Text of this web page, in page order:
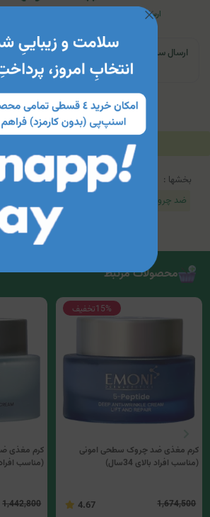
ارسال به تمام کشور
ارسال سریع | تهران و کرج:
به پست
توضیحات
بخشها :
ضد چروک
محصولات مرتبط
15%تخفیف
کرم مغذی ضد چروک سطحی امونی
(مناسب افراد بالای 34سال)
1,674,500
4.67
کرم مغذی
(مناسب افراد زیر
1,442,800